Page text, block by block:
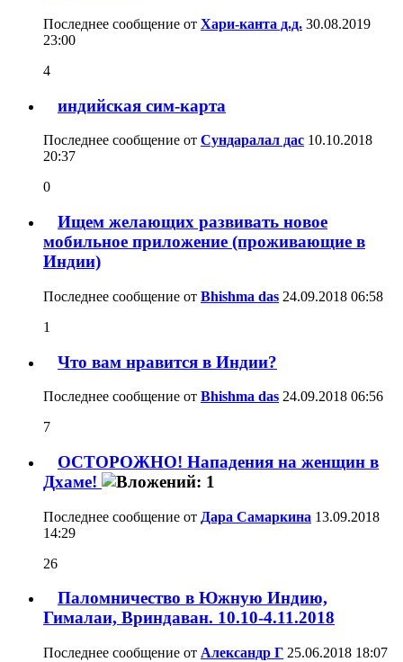
Последнее сообщение от Хари-канта д.д. 30.08.2019
23:00
4
индийская сим-карта
Последнее сообщение от Сундаралал дас 10.10.2018
20:37
0
Ищем желающих развивать новое
мобильное приложение (проживающие в
Индии)
Последнее сообщение от Bhishma das 24.09.2018 06:58
1
Что вам нравится в Индии?
Последнее сообщение от Bhishma das 24.09.2018 06:56
7
ОСТОРОЖНО! Нападения на женщин в
Дхаме!
Последнее сообщение от Дара Самаркина 13.09.2018
14:29
26
Паломничество в Южную Индию,
Гималаи, Вриндаван. 10.10-4.11.2018
Последнее сообщение от Александр Г 25.06.2018 18:07